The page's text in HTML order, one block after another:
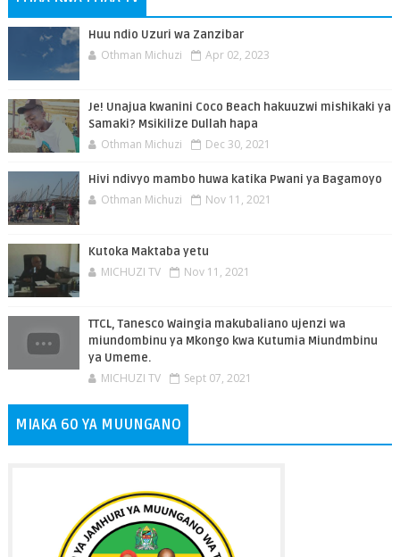
Huu ndio Uzuri wa Zanzibar
Othman Michuzi Apr 02, 2023
Je! Unajua kwanini Coco Beach hakuuzwi mishikaki ya
Samaki? Msikilize Dullah hapa
Othman Michuzi Dec 30, 2021
Hivi ndivyo mambo huwa katika Pwani ya Bagamoyo
Othman Michuzi Nov 11, 2021
Kutoka Maktaba yetu
MICHUZI TV Nov 11, 2021
TTCL, Tanesco Waingia makubaliano ujenzi wa
miundombinu ya Mkongo kwa Kutumia Miundmbinu
ya Umeme.
MICHUZI TV Sept 07, 2021
MIAKA 60 YA MUUNGANO